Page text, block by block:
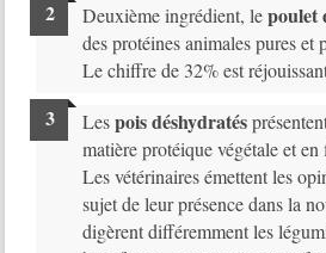
Deuxième ingrédient, lepoulet
des protéines animales pures et
Le chiffre de 32% est
Lespois déshydratés
matière protéique végétale et en
Les vétérinaires émettent les
sujet de leur présence dans la
digèrent différemment les